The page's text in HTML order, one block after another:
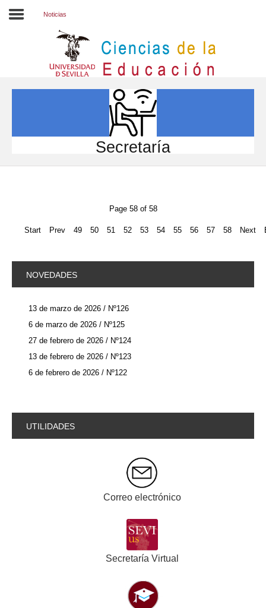
INVESTIGACIÓN
Noticias
Secretaría
Page 58 of 58
Start Prev 49 50 51 52 53 54 55 56 57 58 Next
NOVEDADES
13 de marzo de 2026 / Nº126
6 de marzo de 2026 / Nº125
27 de febrero de 2026 / Nº124
13 de febrero de 2026 / Nº123
6 de febrero de 2026 / Nº122
UTILIDADES
Correo electrónico
Secretaría Virtual